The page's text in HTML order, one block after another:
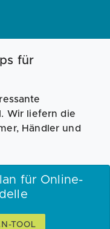
Fördermittel
für
Wir liefern die
Händler und
für Online-
TOOL